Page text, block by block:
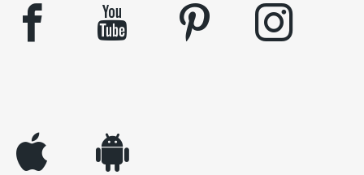
facebook youtube pinterest instagram
appleinc android